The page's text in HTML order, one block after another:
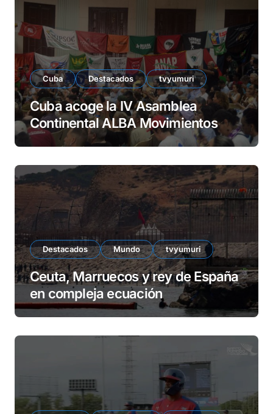
Cuba Destacados tvyumuri
Cuba acoge la IV Asamblea
Continental ALBA Movimientos
Destacados Mundo tvyumuri
Ceuta, Marruecos y rey de España
en compleja ecuación